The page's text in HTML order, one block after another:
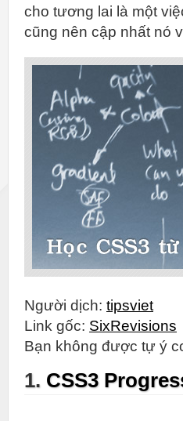
cho tương lai là một
cũng nên cập nhất nó
Người dịch: tipsviet
Link gốc: SixRevisions
Bạn không được tự ý
1. CSS3